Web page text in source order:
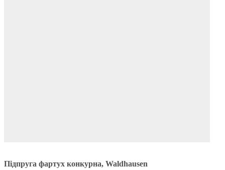
Підпруга фартух конкурна, Waldhausen